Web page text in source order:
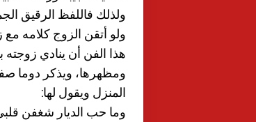
ولذلك فاللفظ الرقيق
ولو أتقن الزوج كلامه
هذا الفن أن ينادي زوجته
ومظهرها، ويذكر دوما
المنزل ويقول لها:
وما حب الديار شغفن